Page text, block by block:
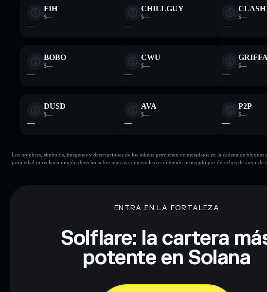
FIH
$—
—
CHILLGUY
$—
—
CLASH
$—
—
BOBO
$—
—
CWU
$—
—
$—
—
DUSD
$—
—
AVA
$—
—
P2P
$—
—
Los nombres, símbolos, imágenes y descripciones de los tokens provienen de metadatos en la cadena de
propiedad ni reclama ningún derecho sobre marcas comerciales o contenido protegido por derechos de autor de
ENTRA EN LA FORTALEZA
Solflare: la cartera
potente en Solana